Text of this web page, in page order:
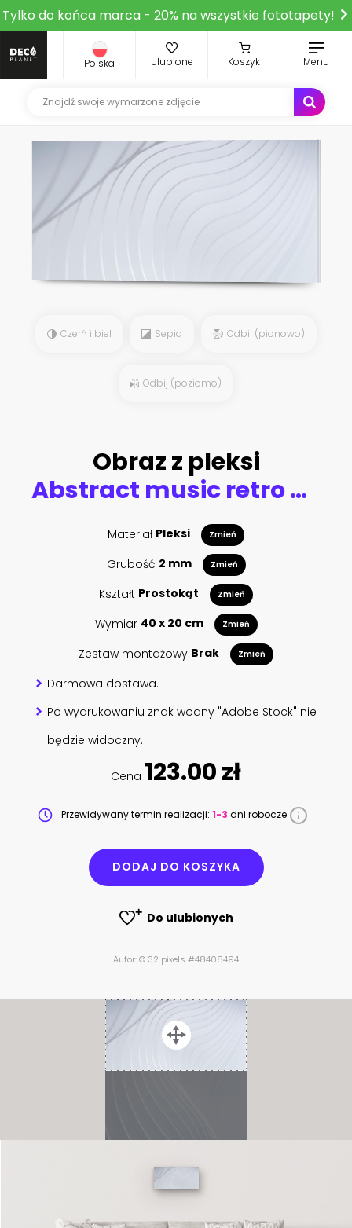
Tylko do końca marca - 20% na wszystkie fototapety!
Polska Ulubione Koszyk Menu
Czerń i biel Sepia Odbij (pionowo)
Odbij (poziomo)
Obraz z pleksi
Abstract music retro grunge background
Materiał Pleksi Zmień
Grubość 2 mm Zmień
Kształt Prostokąt Zmień
Wymiar 40 x 20 cm Zmień
Zestaw montażowy Brak Zmień
Darmowa dostawa.
Po wydrukowaniu znak wodny "Adobe Stock" nie
będzie widoczny.
Cena 123.00 zł
Przewidywany termin realizacji: 1-3 dni robocze
DODAJ DO KOSZYKA
Do ulubionych
Autor: © 32 pixels #48408494